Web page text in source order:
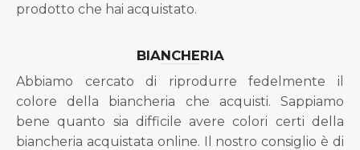
prodotto che hai acquistato.
BIANCHERIA
Abbiamo cercato di riprodurre fedelmente il
colore della biancheria che acquisti. Sappiamo
bene quanto sia difficile avere colori certi della
biancheria acquistata online. Il nostro consiglio è di